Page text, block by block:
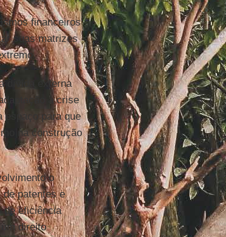
financeiros
suas matrizes
dívida externa
à crise
espaço para que
na construção
o
patentes e
de eficiência
direito